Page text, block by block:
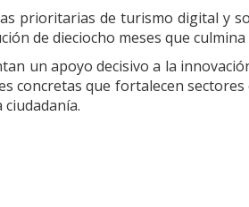
prioritarias de turismo digital y
de dieciocho meses que culmina
un apoyo decisivo a la
concretas que fortalecen